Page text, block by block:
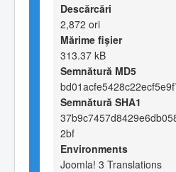
Descărcări
2,872 ori
Mărime fișier
313.37 kB
Semnătură MD5
Semnătură SHA1
2bf
Environments
Joomla! 3 Translations